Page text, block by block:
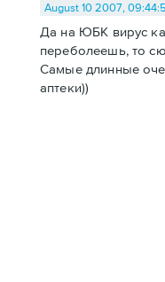
August 10 2007,
Да на ЮБК вирус
переболеешь, то
Самые длинные
аптеки))